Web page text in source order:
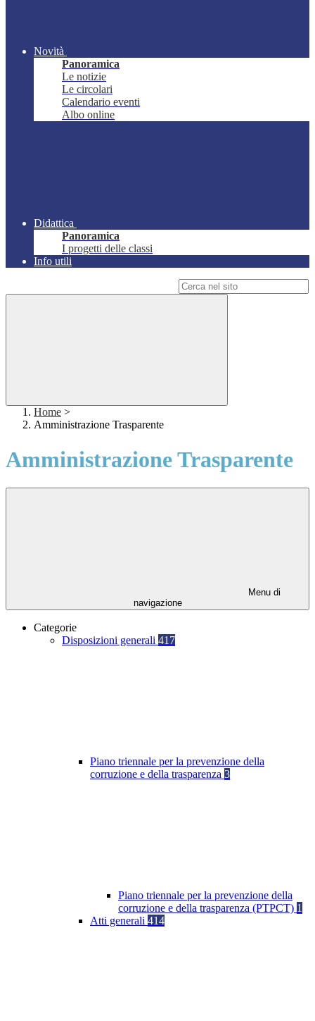
Novità
Panoramica
Le notizie
Le circolari
Calendario eventi
Albo online
Didattica
Panoramica
I progetti delle classi
Info utili
Home >
Amministrazione Trasparente
Amministrazione Trasparente
Menu di
navigazione
Categorie
Disposizioni generali 417
Piano triennale per la prevenzione della
corruzione e della trasparenza 3
Piano triennale per la prevenzione della
corruzione e della trasparenza (PTPCT) 1
Atti generali 414